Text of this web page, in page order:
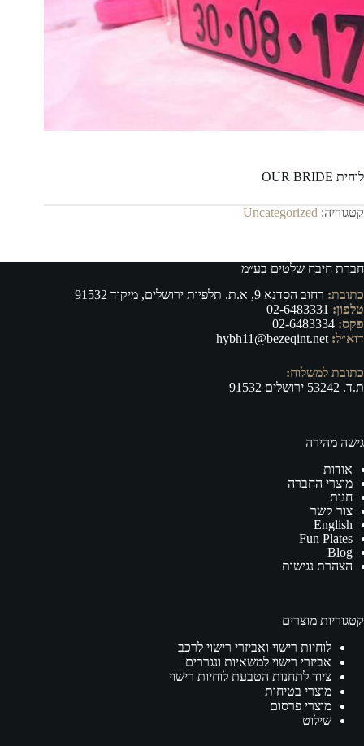
לוחית OUR BRIDE
קטגוריה: Uncategorized
חברת חיבח שלטים בע״מ
כתובת: רחוב הסדנא 9, א.ת. תלפיות ירושלים, מיקוד 91532
טלפון: 02-6483331
פקס:
דוא״ל: hybh11@bezeqint.net
כתובת למשלוח:
ת.ד. 53242 ירושלים 91532
גישה מהירה
אודות
מוצרי החברה
חנות
צור קשר
English
Fun Plates
Blog
הצהרת נגישות
קטגוריות מוצרים
לוחיות רישוי ואביזרי רישוי לרכב
אביזרי רישוי למשאיות ונגררים
ציוד לתחנות הטבעת לוחיות רישוי
מוצרי בטיחות
מוצרי פרסום
שילוט